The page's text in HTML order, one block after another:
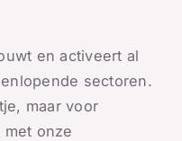
en activeert al
sectoren.
maar voor
met onze